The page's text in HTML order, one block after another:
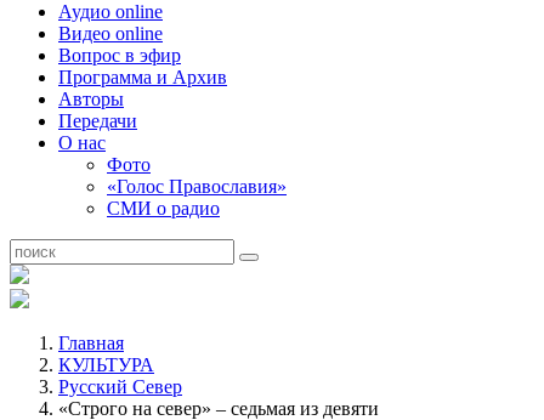
Аудио online
Видео online
Вопрос в эфир
Программа и Архив
Авторы
Передачи
О нас
Фото
«Голос Православия»
СМИ о радио
Главная
КУЛЬТУРА
Русский Север
«Строго на север» – седьмая из девяти